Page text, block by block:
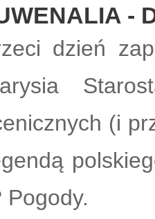
-
dzień
(i
Pogody.